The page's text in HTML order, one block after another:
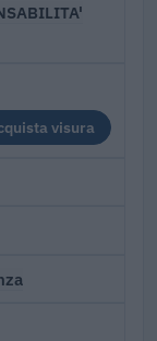
visura